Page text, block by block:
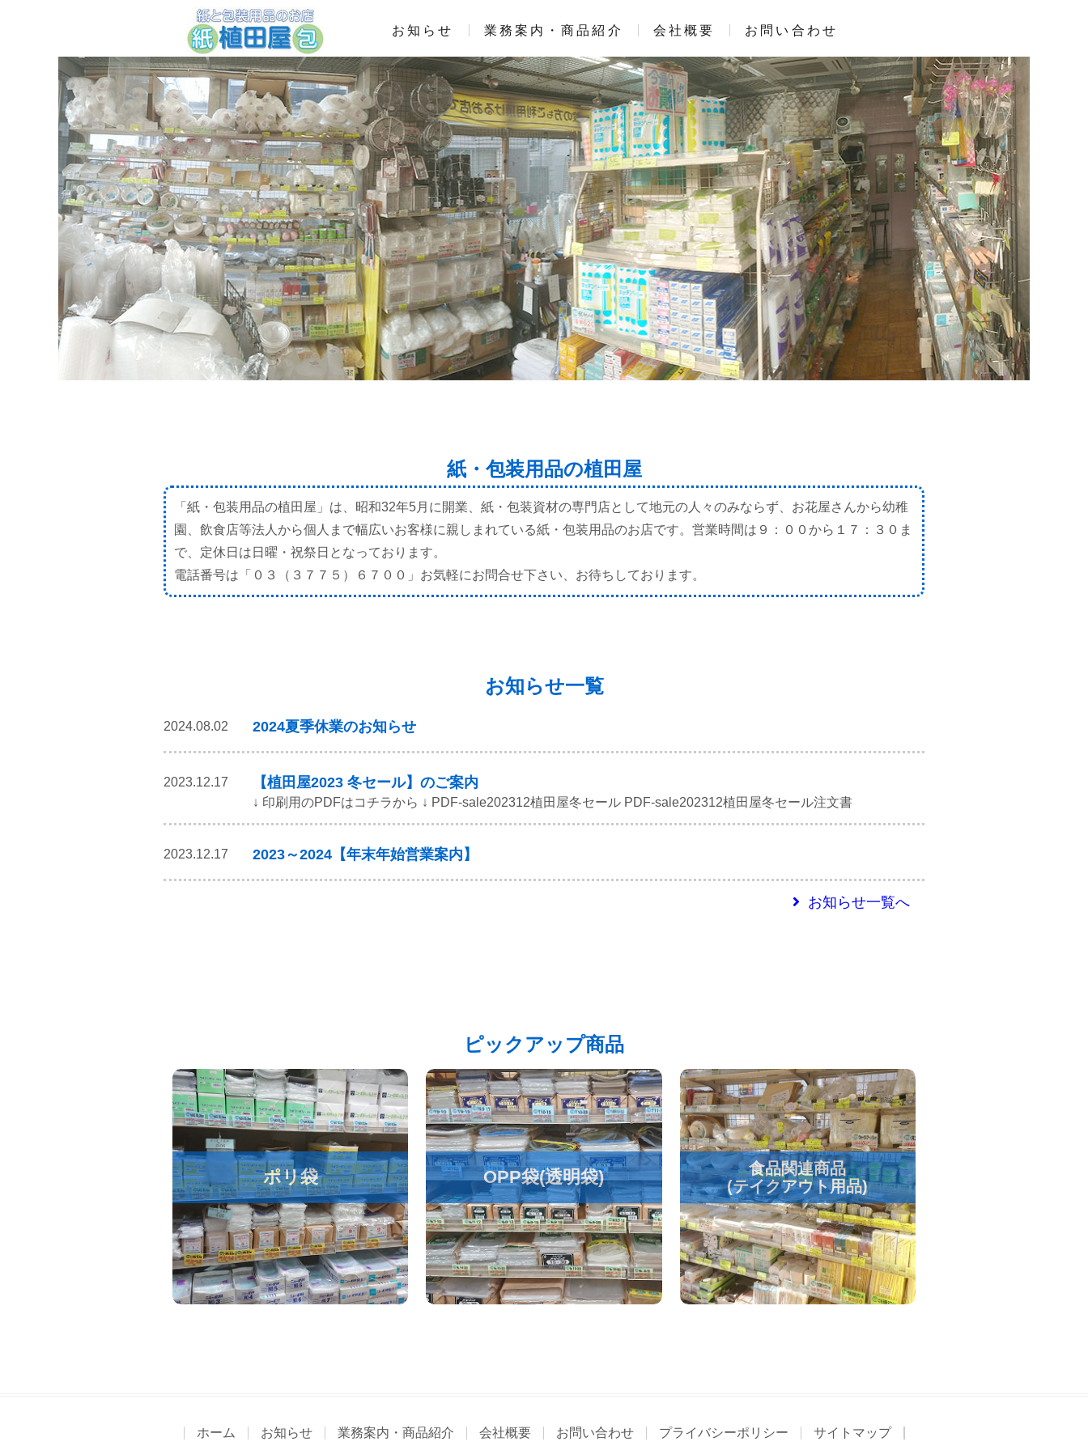
お知らせ 業務案内・商品紹介 会社概要 お問い合わせ
紙・包装用品の植田屋
「紙・包装用品の植田屋」は、昭和32年5月に開業、紙・包装資材の専門店として地元の人々のみならず、お花屋さんから幼稚
園、飲食店等法人から個人まで幅広いお客様に親しまれている紙・包装用品のお店です。営業時間は９：００から１７：３０ま
で、定休日は日曜・祝祭日となっております。
電話番号は「 ０３（３７７５）６７００ 」お気軽にお問合せ下さい、お待ちしております。
お知らせ一覧
2024.08.02 2024夏季休業のお知らせ
2023.12.17 【植田屋2023 冬セール】のご案内
↓ 印刷用のPDFはコチラから ↓ PDF-sale202312植田屋冬セール PDF-sale202312植田屋冬セール注文書
2023.12.17 2023～2024【年末年始営業案内】
お知らせ一覧へ
ピックアップ商品
ポリ袋 OPP袋(透明袋)
食品関連商品
(テイクアウト用品)
ホーム お知らせ 業務案内・商品紹介 会社概要 お問い合わせ プライバシーポリシー サイトマップ